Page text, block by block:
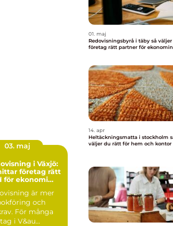
03. maj
i Växjö:
företag rätt
för ekonomi
är mer
och
För många
i V&au...
01. maj
Redovisningsbyrå i täby så väljer
företag rätt partner för ekonomin
14. apr
Heltäckningsmatta i stockholm så
väljer du rätt för hem och kontor